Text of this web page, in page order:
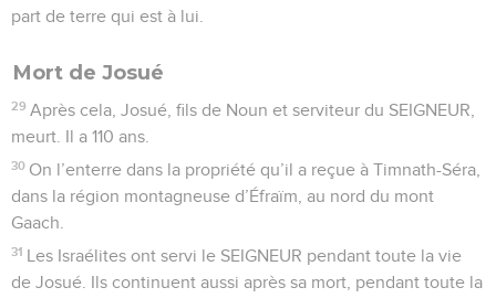
part de terre qui est à lui.
Mort de Josué
29 Après cela, Josué, fils de Noun et serviteur du SEIGNEUR,
meurt. Il a 110 ans.
30 On l’enterre dans la propriété qu’il a reçue à Timnath-Séra,
dans la région montagneuse d’Éfraïm, au nord du mont
Gaach.
31 Les Israélites ont servi le SEIGNEUR pendant toute la vie
de Josué. Ils continuent aussi après sa mort, pendant toute la